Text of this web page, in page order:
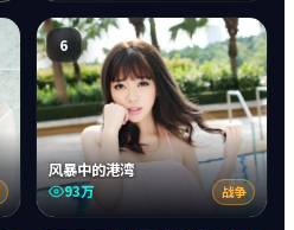
6
风暴中的港湾
93万 战争